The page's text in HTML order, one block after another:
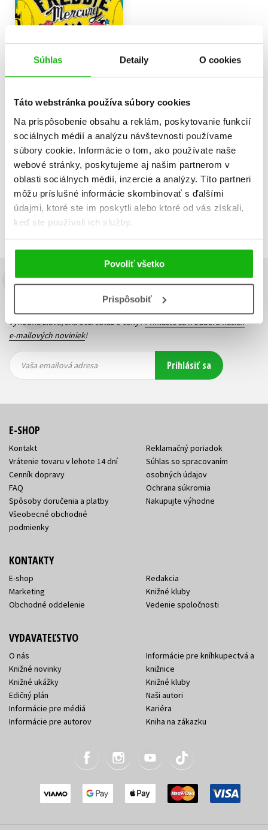
Súhlas Detaily O cookies
Táto webstránka používa súbory cookies
Na prispôsobenie obsahu a reklám, poskytovanie funkcií
sociálnych médií a analýzu návštevnosti používame
súbory cookie. Informácie o tom, ako používate naše
webové stránky, poskytujeme aj našim partnerom v
oblasti sociálnych médií, inzercie a analýzy. Títo partneri
môžu príslušné informácie skombinovať s ďalšími
údajmi, ktoré ste im poskytli alebo ktoré od vás získali,
keď ste používali ich služby.
Povoliť všetko
Prispôsobiť
Freddie Mercury:
Ilustrovaný životopis
Alfonso Casas
12,59 €
Do košíka
Zobraz záznamov
Zobrazujem 1 až 1 z celkových 1 záznamov
Predchádzajúci
Budete to vedieť ako prvý!
výhodná zľava, aká beží súťaž o ceny?Prihláste sa k odberu našich
e-mailových noviniek!
emailová
emailová
Vaša emailová adresa Prihlásiť sa
E-SHOP
Kontakt
Vrátenie tovaru v lehote 14 dní
Cenník dopravy
FAQ
Spôsoby doručenia a platby
Všeobecné obchodné
podmienky
Reklamačný poriadok
Súhlas so spracovaním
osobných údajov
Ochrana súkromia
Nakupujte výhodne
KONTAKTY
E-shop
Marketing
Obchodné oddelenie
Redakcia
Knižné kluby
Vedenie spoločnosti
VYDAVATEĽSTVO
O nás
Knižné novinky
Knižné ukážky
Edičný plán
Informácie pre médiá
Informácie pre autorov
Informácie pre kníhkupectvá a
knižnice
Knižné kluby
Naši autori
Kariéra
Kniha na zákazku